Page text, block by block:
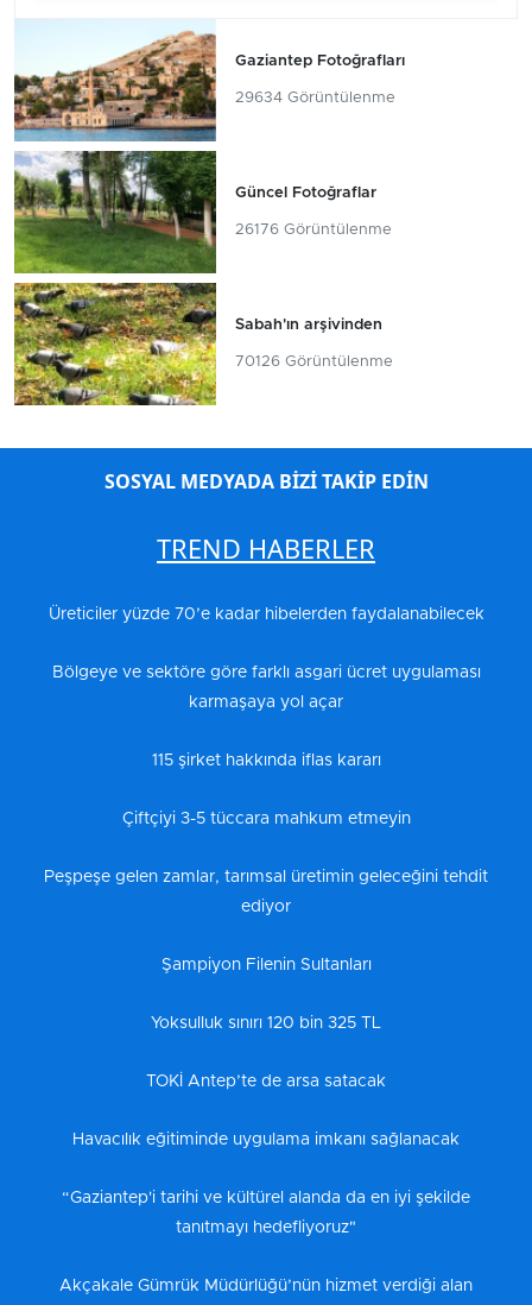
Gaziantep Fotoğrafları
29634 Görüntülenme
Güncel Fotoğraflar
26176 Görüntülenme
Sabah'ın arşivinden
70126 Görüntülenme
SOSYAL MEDYADA BİZİ TAKİP EDİN
TREND HABERLER
Üreticiler yüzde 70’e kadar hibelerden faydalanabilecek
Bölgeye ve sektöre göre farklı asgari ücret uygulaması
karmaşaya yol açar
115 şirket hakkında iflas kararı
Çiftçiyi 3-5 tüccara mahkum etmeyin
Peşpeşe gelen zamlar, tarımsal üretimin geleceğini tehdit
ediyor
Şampiyon Filenin Sultanları
Yoksulluk sınırı 120 bin 325 TL
TOKİ Antep’te de arsa satacak
Havacılık eğitiminde uygulama imkanı sağlanacak
“Gaziantep'i tarihi ve kültürel alanda da en iyi şekilde
tanıtmayı hedefliyoruz"
Akçakale Gümrük Müdürlüğü’nün hizmet verdiği alan